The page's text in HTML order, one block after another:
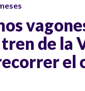
de la
el